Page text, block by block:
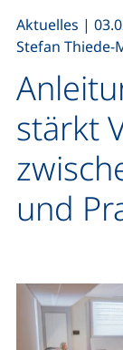
stärkt
und
Aktuelles |
Stefan Thiede-